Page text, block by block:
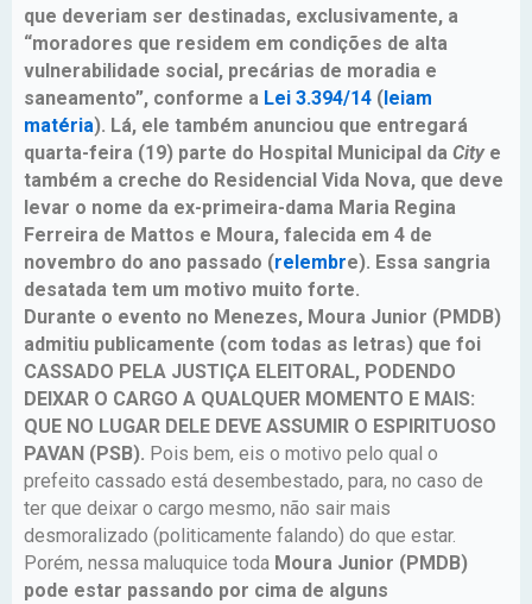
que deveriam ser destinadas, exclusivamente, a
“moradores que residem em condições de alta
vulnerabilidade social, precárias de moradia e
saneamento”, conforme a Lei 3.394/14 (leiam
matéria). Lá, ele também anunciou que entregará
quarta-feira (19) parte do Hospital Municipal da City e
também a creche do Residencial Vida Nova, que deve
levar o nome da ex-primeira-dama Maria Regina
Ferreira de Mattos e Moura, falecida em 4 de
novembro do ano passado (relembre). Essa sangria
desatada tem um motivo muito forte.
Durante o evento no Menezes, Moura Junior (PMDB)
admitiu publicamente (com todas as letras) que foi
CASSADO PELA JUSTIÇA ELEITORAL, PODENDO
DEIXAR O CARGO A QUALQUER MOMENTO E MAIS:
QUE NO LUGAR DELE DEVE ASSUMIR O ESPIRITUOSO
PAVAN (PSB). Pois bem, eis o motivo pelo qual o
prefeito cassado está desembestado, para, no caso de
ter que deixar o cargo mesmo, não sair mais
desmoralizado (politicamente falando) do que estar.
Porém, nessa maluquice toda Moura Junior (PMDB)
pode estar passando por cima de alguns